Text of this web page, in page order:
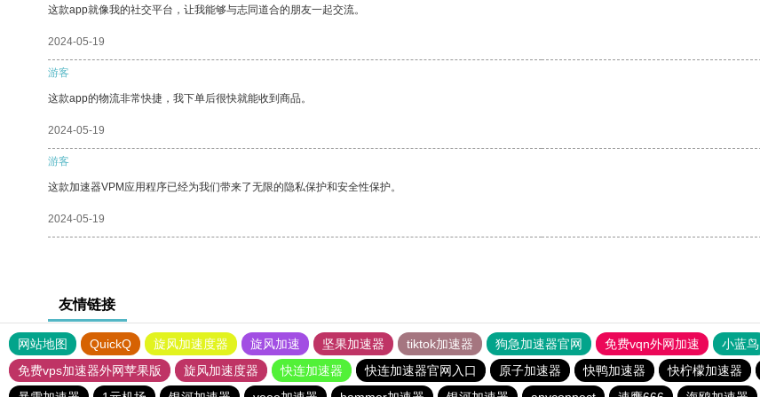
这款app就像我的社交平台，让我能够与志同道合的朋友一起交流。
2024-05-19
游客
这款app的物流非常快捷，我下单后很快就能收到商品。
2024-05-19
游客
这款加速器VPM应用程序已经为我们带来了无限的隐私保护和安全性保护。
2024-05-19
友情链接
网站地图 QuickQ 旋风加速度器 旋风加速 坚果加速器 tiktok加速器 狗急加速器官网 免费vqn外网加速 小蓝鸟
免费vps加速器外网苹果版
旋风加速度器 快连加速器 快连加速器官网入口 原子加速器 快鸭加速器 快柠檬加速器